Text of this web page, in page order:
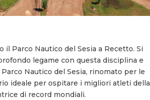
il Parco Nautico del Sesia a Recetto. Si
legame con questa disciplina e
Nautico del Sesia, rinomato per le
ideale per ospitare i migliori atleti della
di record mondiali.